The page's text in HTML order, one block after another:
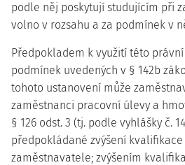
podle něj poskytují studujícím při
volno v rozsahu a za podmínek v
Předpokladem k využití této
podmínek uvedených v § 142b
tohoto ustanovení může
zaměstnanci pracovní úlevy a
§ 126 odst. 3 (tj. podle vyhlášky č.
předpokládané zvýšení
zaměstnavatele; zvýšením